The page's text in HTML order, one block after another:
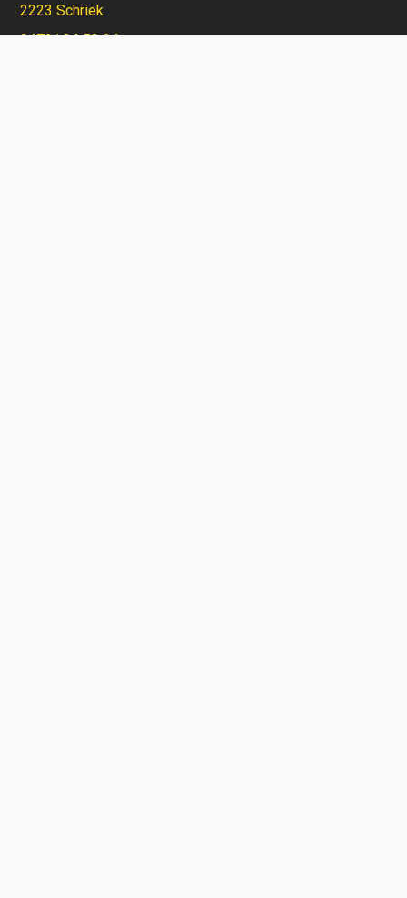
2223 Schriek
0472/ 34 53 24